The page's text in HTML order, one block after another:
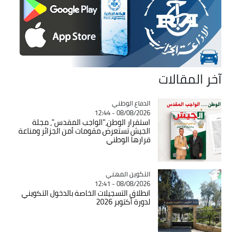
آخر المقالات
Catégorie
الدفاع الوطني
08/08/2026 - 12:44
استقرار الوطن،"الواجب المقدس"، مجلة
الجيش تستعرض مقومات أمن الجزائر ومناعة
قرارها الوطني
Catégorie
التكوين المهني
08/08/2026 - 12:41
انطلاق التسجيلات الخاصة بالدخول التكويني
لدورة أكتوبر 2026